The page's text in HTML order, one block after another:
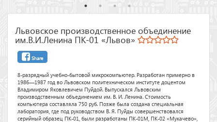
Львовское производственное объединение
им.В.И.Ленина ПК-01 «Львов»
Share
8-разрядный учебно-бытовой микрокомпьютер. Разработан примерно в
1986—1987 год во Львовском политехническом институте доцентом
Владимиром Яковлевичем Пуйдой. Выпускался Львовским
производственным объединением им. В. И. Ленина. Стоимость
компьютера составляла 750 руб. Позже была создана специальная
лаборатория, где под руководством В. Я. Пуйды совершенствовался
серийный образец ПК-01, были разработаны ПК-01М, ПК-02 «Мукачево»,